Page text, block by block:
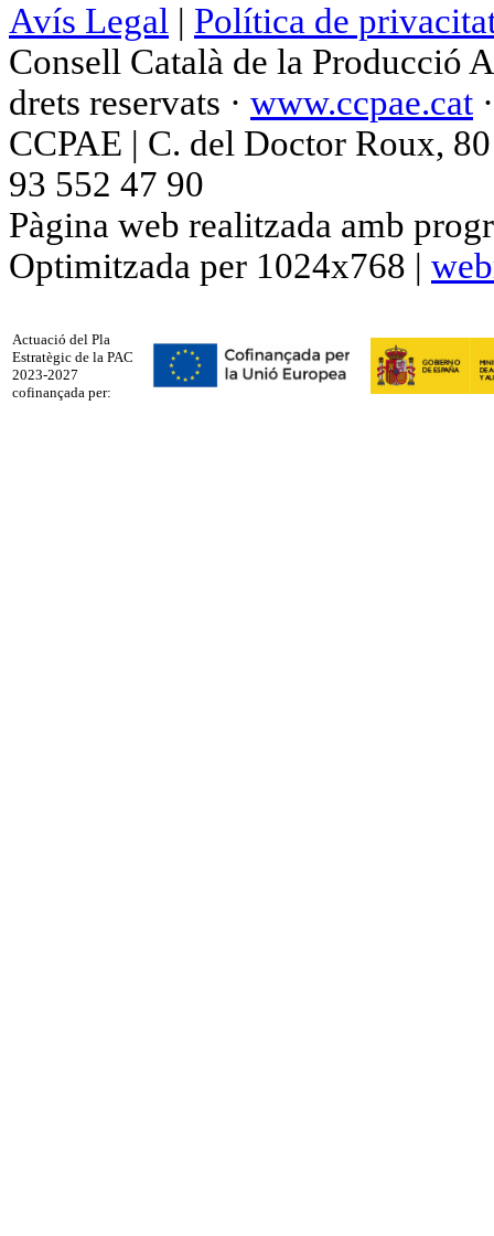
Avís Legal | Política de
Consell Català de la Producció
drets reservats · www.ccpae.cat
CCPAE | C. del Doctor Roux,
93 552 47 90
Pàgina web realitzada amb
Optimitzada per 1024x768 |
Actuació del Pla
Estratègic de la PAC
2023-2027
cofinançada per: